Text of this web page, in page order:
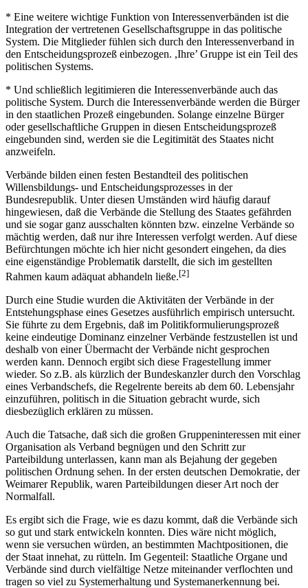
* Eine weitere wichtige Funktion von Interessenverbänden ist die
Integration der vertretenen Gesellschaftsgruppe in das politische
System. Die Mitglieder fühlen sich durch den Interessenverband in
den Entscheidungsprozeß einbezogen. ,Ihre’ Gruppe ist ein Teil des
politischen Systems.
* Und schließlich legitimieren die Interessenverbände auch das
politische System. Durch die Interessenverbände werden die Bürger
in den staatlichen Prozeß eingebunden. Solange einzelne Bürger
oder gesellschaftliche Gruppen in diesen Entscheidungsprozeß
eingebunden sind, werden sie die Legitimität des Staates nicht
anzweifeln.
Verbände bilden einen festen Bestandteil des politischen
Willensbildungs- und Entscheidungsprozesses in der
Bundesrepublik. Unter diesen Umständen wird häufig darauf
hingewiesen, daß die Verbände die Stellung des Staates gefährden
und sie sogar ganz ausschalten könnten bzw. einzelne Verbände so
mächtig werden, daß nur ihre Interessen verfolgt werden. Auf diese
Befürchtungen möchte ich hier nicht gesondert eingehen, da dies
eine eigenständige Problematik darstellt, die sich im gestellten
Rahmen kaum adäquat abhandeln ließe.[2]
Durch eine Studie wurden die Aktivitäten der Verbände in der
Entstehungsphase eines Gesetzes ausführlich empirisch untersucht.
Sie führte zu dem Ergebnis, daß im Politikformulierungsprozeß
keine eindeutige Dominanz einzelner Verbände festzustellen ist und
deshalb von einer Übermacht der Verbände nicht gesprochen
werden kann. Dennoch ergibt sich diese Fragestellung immer
wieder. So z.B. als kürzlich der Bundeskanzler durch den Vorschlag
eines Verbandschefs, die Regelrente bereits ab dem 60. Lebensjahr
einzuführen, politisch in die Situation gebracht wurde, sich
diesbezüglich erklären zu müssen.
Auch die Tatsache, daß sich die großen Gruppeninteressen mit einer
Organisation als Verband begnügen und den Schritt zur
Parteibildung unterlassen, kann man als Bejahung der gegeben
politischen Ordnung sehen. In der ersten deutschen Demokratie, der
Weimarer Republik, waren Parteibildungen dieser Art noch der
Normalfall.
Es ergibt sich die Frage, wie es dazu kommt, daß die Verbände sich
so gut und stark entwickeln konnten. Dies wäre nicht möglich,
wenn sie versuchen würden, an bestimmten Machtpositionen, die
der Staat innehat, zu rütteln. Im Gegenteil: Staatliche Organe und
Verbände sind durch vielfältige Netze miteinander verflochten und
tragen so viel zu Systemerhaltung und Systemanerkennung bei.